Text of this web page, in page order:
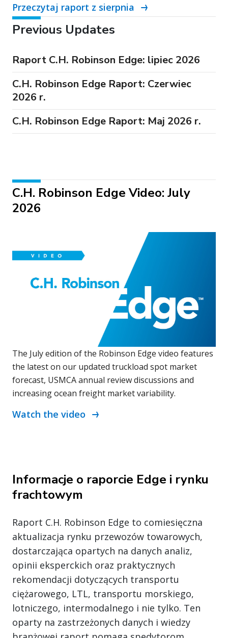
Previous Updates
Raport C.H. Robinson Edge: lipiec 2026
C.H. Robinson Edge Raport: Czerwiec
2026 r.
C.H. Robinson Edge Raport: Maj 2026 r.
Przeczytaj raport z sierpnia
C.H. Robinson Edge Video: July
2026
The July edition of the Robinson Edge video features
the latest on our updated truckload spot market
forecast, USMCA annual review discussions and
increasing ocean freight market variability.
Watch the video
Informacje o raporcie Edge i rynku
frachtowym
Raport C.H. Robinson Edge to comiesięczna
aktualizacja rynku przewozów towarowych,
dostarczająca opartych na danych analiz,
opinii eksperckich oraz praktycznych
rekomendacji dotyczących transportu
ciężarowego, LTL, transportu morskiego,
lotniczego, intermodalnego i nie tylko. Ten
oparty na zastrzeżonych danych i wiedzy